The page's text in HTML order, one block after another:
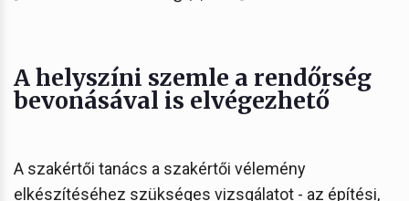
A helyszíni szemle a rendőrség
bevonásával is elvégezhető
A szakértői tanács a szakértői vélemény
elkészítéséhez szükséges vizsgálatot - az építési,